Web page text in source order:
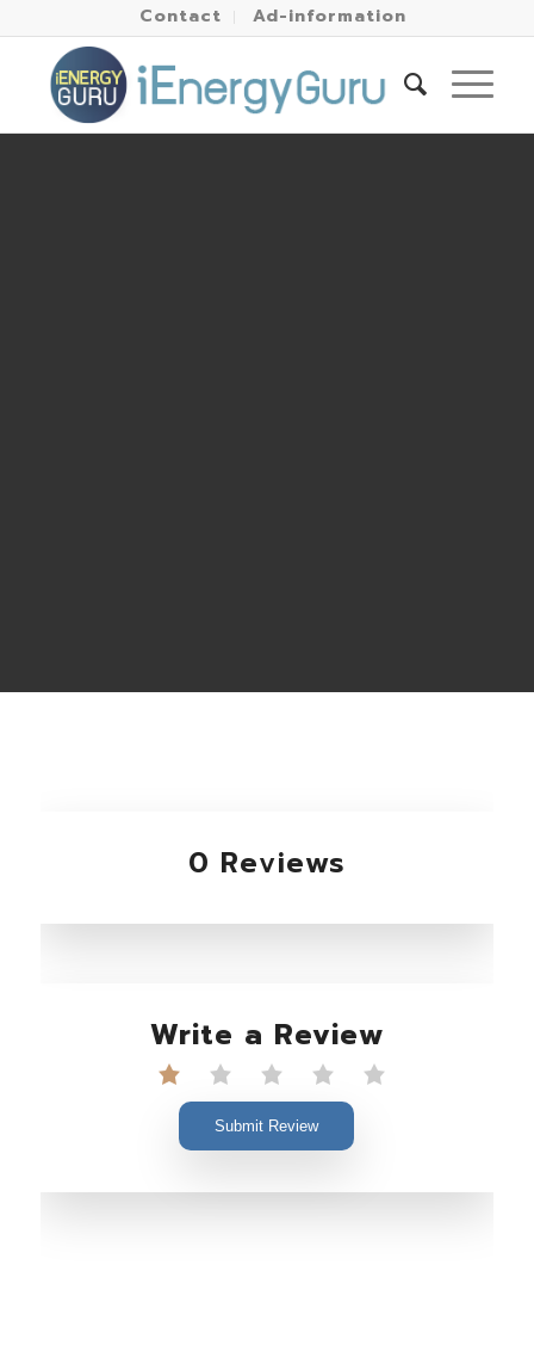
Contact Ad-information
0 Reviews
Write a Review
Submit Review